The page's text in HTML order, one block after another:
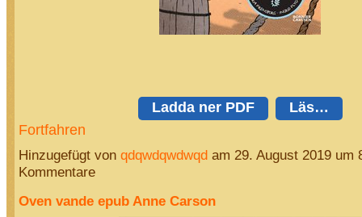
Ladda ner PDF
Läs…
Fortfahren
Hinzugefügt von qdqwdqwdwqdam 29. August 2019 um
Kommentare
Oven vande epub Anne Carson